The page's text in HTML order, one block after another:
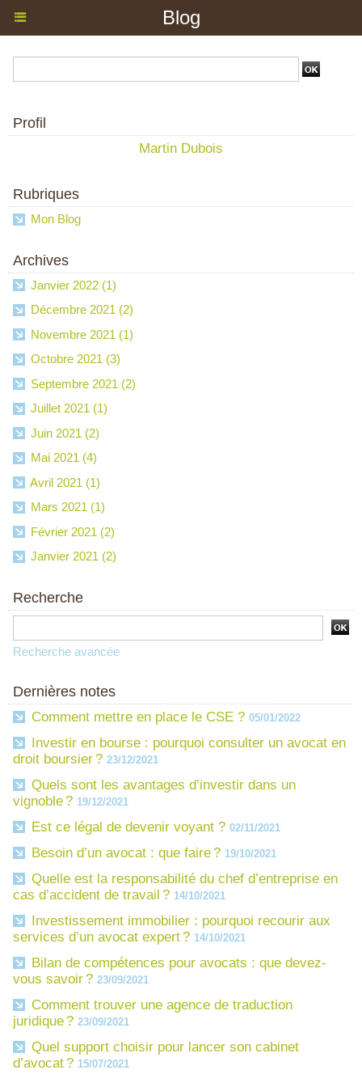
Blog
Profil
Martin Dubois
Rubriques
Mon Blog
Archives
Janvier 2022 (1)
Décembre 2021 (2)
Novembre 2021 (1)
Octobre 2021 (3)
Septembre 2021 (2)
Juillet 2021 (1)
Juin 2021 (2)
Mai 2021 (4)
Avril 2021 (1)
Mars 2021 (1)
Février 2021 (2)
Janvier 2021 (2)
Recherche
Recherche avancée
Dernières notes
Comment mettre en place le CSE ? 05/01/2022
Investir en bourse : pourquoi consulter un avocat en
droit boursier ? 23/12/2021
Quels sont les avantages d’investir dans un
vignoble ? 19/12/2021
Est ce légal de devenir voyant ? 02/11/2021
Besoin d’un avocat : que faire ? 19/10/2021
Quelle est la responsabilité du chef d’entreprise en
cas d’accident de travail ? 14/10/2021
Investissement immobilier : pourquoi recourir aux
services d’un avocat expert ? 14/10/2021
Bilan de compétences pour avocats : que devez-
vous savoir ? 23/09/2021
Comment trouver une agence de traduction
juridique ? 23/09/2021
Quel support choisir pour lancer son cabinet
d’avocat ? 15/07/2021